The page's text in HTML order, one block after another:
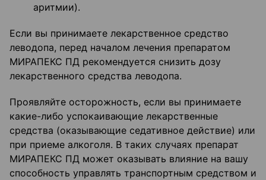
аритмии).
Если вы принимаете лекарственное средство
леводопа, перед началом лечения препаратом
МИРАПЕКС ПД рекомендуется снизить дозу
лекарственного средства леводопа.
Проявляйте осторожность, если вы принимаете
какие-либо успокаивающие лекарственные
средства (оказывающие седативное действие) или
при приеме алкоголя. В таких случаях препарат
МИРАПЕКС ПД может оказывать влияние на вашу
способность управлять транспортным средством и